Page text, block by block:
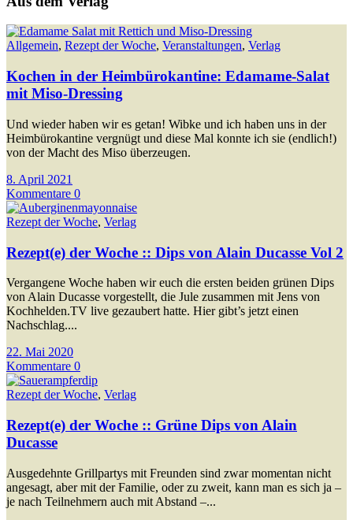
Allgemein, Rezept der Woche, Veranstaltungen, Verlag
Kochen in der Heimbürokantine: Edamame-Salat
mit Miso-Dressing
Und wieder haben wir es getan! Wibke und ich haben uns in der
Heimbürokantine vergnügt und diese Mal konnte ich sie (endlich!)
von der Macht des Miso überzeugen.
8. April 2021
Kommentare 0
Rezept der Woche, Verlag
Rezept(e) der Woche :: Dips von Alain Ducasse Vol 2
Vergangene Woche haben wir euch die ersten beiden grünen Dips
von Alain Ducasse vorgestellt, die Jule zusammen mit Jens von
Kochhelden.TV live gezaubert hatte. Hier gibt’s jetzt einen
Nachschlag....
22. Mai 2020
Kommentare 0
Rezept der Woche, Verlag
Rezept(e) der Woche :: Grüne Dips von Alain
Ducasse
Ausgedehnte Grillpartys mit Freunden sind zwar momentan nicht
angesagt, aber mit der Familie, oder zu zweit, kann man es sich ja –
je nach Teilnehmern auch mit Abstand –...